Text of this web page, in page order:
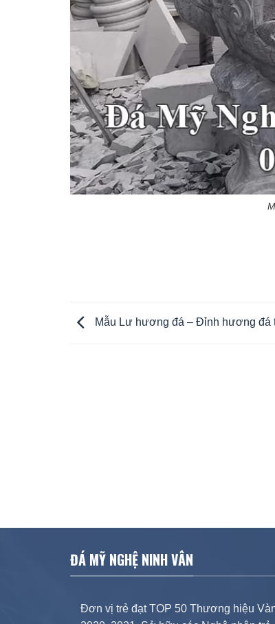
Mẫu Lư hương đá – Đỉnh hương đá
ĐÁ MỸ NGHỆ NINH VÂN
Đơn vị trẻ đạt TOP 50 Thương hiệu